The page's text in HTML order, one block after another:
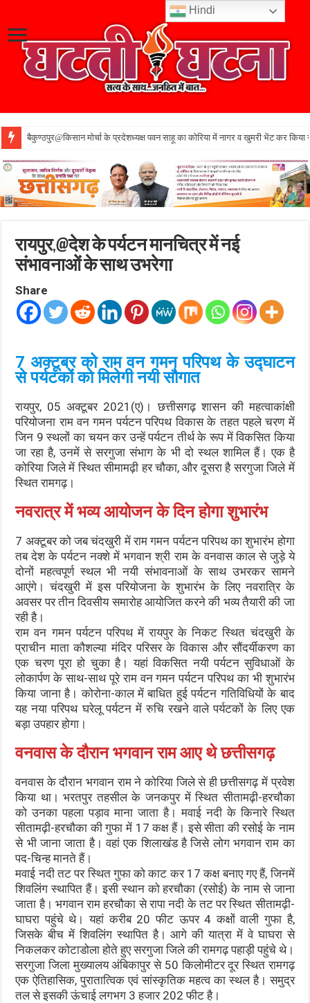
बैकुण्ठपुर@किसान मोर्चा के प्रदेशध्यक्ष पवन साहू का कोरिया में नागर व खुमरी भेंट कर किया
रायपुर,@देश के पर्यटन मानचित्र में नई
संभावनाओं के साथ उभरेगा
Share
7 अक्टूबर को राम वन गमन परिपथ के उद्घाटन
से पर्यटकों को मिलेगी नयी सौगात
रायपुर, 05 अक्टूबर 2021(ए)। छत्तीसगढ़ शासन की महत्वाकांक्षी
परियोजना राम वन गमन पर्यटन परिपथ विकास के तहत पहले चरण में
जिन 9 स्थलों का चयन कर उन्हें पर्यटन तीर्थ के रूप में विकसित किया
जा रहा है, उनमें से सरगुजा संभाग के भी दो स्थल शामिल हैं। एक है
कोरिया जिले में स्थित सीमामढ़ी हर चौका, और दूसरा है सरगुजा जिले में
स्थित रामगढ़।
नवरात्र में भव्य आयोजन के दिन होगा शुभारंभ
7 अक्टूबर को जब चंदखुरी में राम गमन पर्यटन परिपथ का शुभारंभ होगा
तब देश के पर्यटन नक्शे में भगवान श्री राम के वनवास काल से जुड़े ये
दोनों महत्वपूर्ण स्थल भी नयी संभावनाओं के साथ उभरकर सामने
आएंगे। चंदखुरी में इस परियोजना के शुभारंभ के लिए नवरात्रि के
अवसर पर तीन दिवसीय समारोह आयोजित करने की भव्य तैयारी की जा
रही है।
राम वन गमन पर्यटन परिपथ में रायपुर के निकट स्थित चंदखुरी के
प्राचीन माता कौशल्या मंदिर परिसर के विकास और सौंदर्यीकरण का
एक चरण पूरा हो चुका है। यहां विकसित नयी पर्यटन सुविधाओं के
लोकार्पण के साथ-साथ पूरे राम वन गमन पर्यटन परिपथ का भी शुभारंभ
किया जाना है। कोरोना-काल में बाधित हुई पर्यटन गतिविधियों के बाद
यह नया परिपथ घरेलू पर्यटन में रुचि रखने वाले पर्यटकों के लिए एक
बड़ा उपहार होगा।
वनवास के दौरान भगवान राम आए थे छत्तीसगढ़
वनवास के दौरान भगवान राम ने कोरिया जिले से ही छत्तीसगढ़ में प्रवेश
किया था। भरतपुर तहसील के जनकपुर में स्थित सीतामढ़ी-हरचौका
को उनका पहला पड़ाव माना जाता है। मवाई नदी के किनारे स्थित
सीतामढ़ी-हरचौका की गुफा में 17 कक्ष हैं। इसे सीता की रसोई के नाम
से भी जाना जाता है। वहां एक शिलाखंड है जिसे लोग भगवान राम का
पद-चिन्ह मानते हैं।
मवाई नदी तट पर स्थित गुफा को काट कर 17 कक्ष बनाए गए हैं, जिनमें
शिवलिंग स्थापित हैं। इसी स्थान को हरचौका (रसोई) के नाम से जाना
जाता है। भगवान राम हरचौका से रापा नदी के तट पर स्थित सीतामढ़ी-
घाघरा पहुंचे थे। यहां करीब 20 फीट ऊपर 4 कक्षों वाली गुफा है,
जिसके बीच में शिवलिंग स्थापित है। आगे की यात्रा में वे घाघरा से
निकलकर कोटाडोला होते हुए सरगुजा जिले की रामगढ़ पहाड़ी पहुंचे थे।
सरगुजा जिला मुख्यालय अंबिकापुर से 50 किलोमीटर दूर स्थित रामगढ़
एक ऐतिहासिक, पुरातात्विक एवं सांस्कृतिक महत्व का स्थल है। समुद्र
तल से इसकी ऊंचाई लगभग 3 हजार 202 फीट है।
Hindi